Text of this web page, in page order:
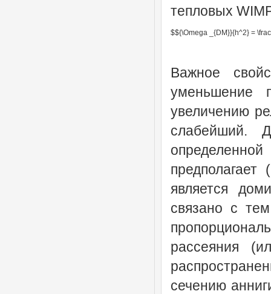
тепловых
$${\Omega _{DM}}{h^2} =
Важное
уменьшение
увеличению
слабейший.
является
связано с тем
рассеяния
сечению